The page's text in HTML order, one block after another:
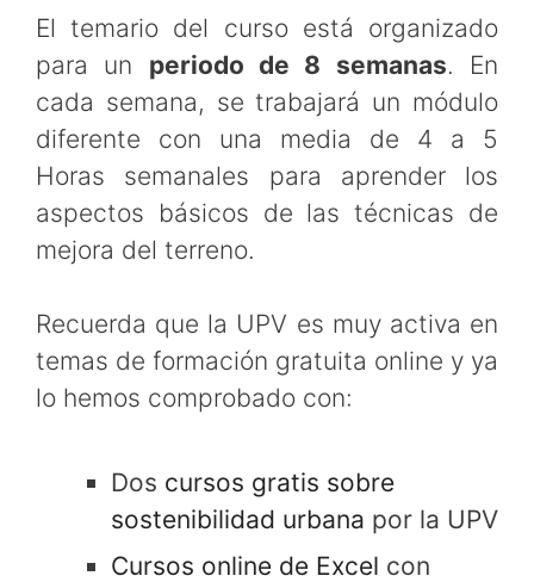
El temario del curso está organizado
para un periodo de 8 semanas. En
cada semana, se trabajará un módulo
diferente con una media de 4 a 5
Horas semanales para aprender los
aspectos básicos de las técnicas de
mejora del terreno.
Recuerda que la UPV es muy activa en
temas de formación gratuita online y ya
lo hemos comprobado con:
Dos cursos gratis sobre
sostenibilidad urbana por la UPV
Cursos online de Excel con